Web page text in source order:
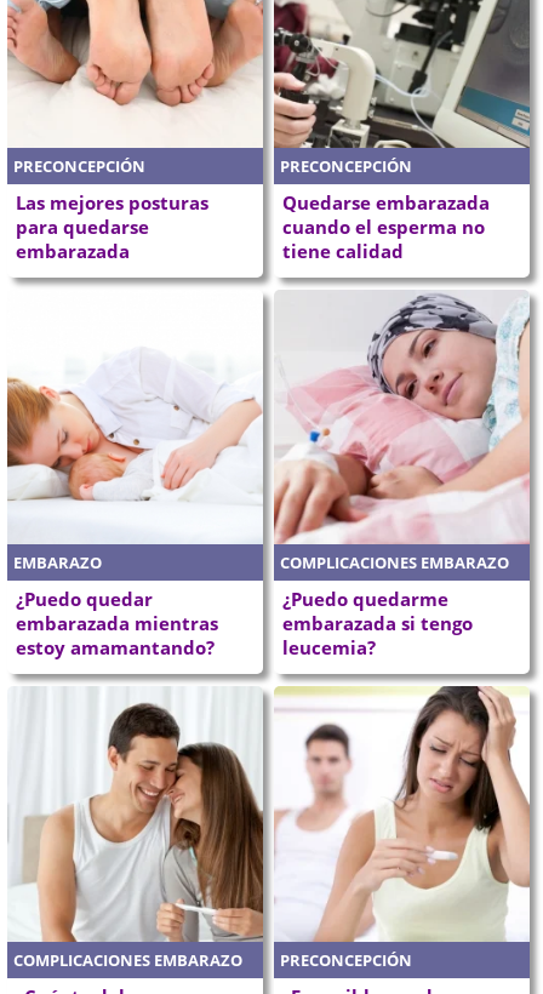
PRECONCEPCIÓN
Las mejores posturas
para quedarse
embarazada
PRECONCEPCIÓN
Quedarse embarazada
cuando el esperma no
tiene calidad
EMBARAZO
¿Puedo quedar
embarazada mientras
estoy amamantando?
COMPLICACIONES EMBARAZO
¿Puedo quedarme
embarazada si tengo
leucemia?
COMPLICACIONES EMBARAZO PRECONCEPCIÓN